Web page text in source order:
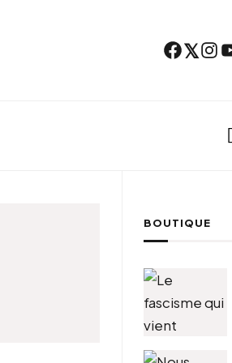
Facebook Twitter Instagram YouTube
BOUTIQUE